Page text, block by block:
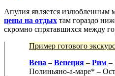
Апулия является излюбленным
цены на отдых там гораздо
скромно спрятавшихся между
Пример готового
Вена – Венеция – Рим –
Полиньяно-а-маре* –